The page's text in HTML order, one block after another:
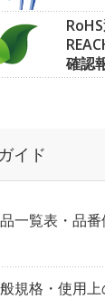
確認
イド
一覧表・品
規格・使用